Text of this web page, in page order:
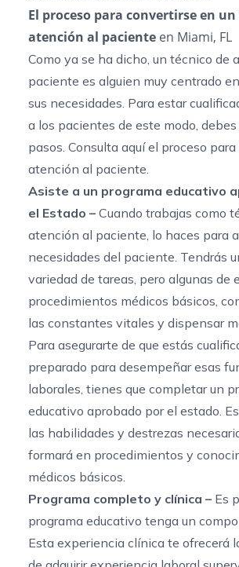
El proceso para convertirse en
atención al paciente en Miami, FL
Como ya se ha dicho, un técnico de
paciente es alguien muy centrado
sus necesidades. Para estar
a los pacientes de este modo,
pasos. Consulta aquí el proceso
atención al paciente.
Asiste a un programa educativo
el Estado – Cuando trabajas como
atención al paciente, lo haces para
necesidades del paciente. Tendrás
variedad de tareas, pero algunas de
procedimientos médicos básicos,
las constantes vitales y dispensar
Para asegurarte de que estás
preparado para desempeñar esas
laborales, tienes que completar un
educativo aprobado por el estado.
las habilidades y destrezas
formará en procedimientos y
médicos básicos.
Programa completo y clínica – Es
programa educativo tenga un
Esta experiencia clínica te ofrecerá